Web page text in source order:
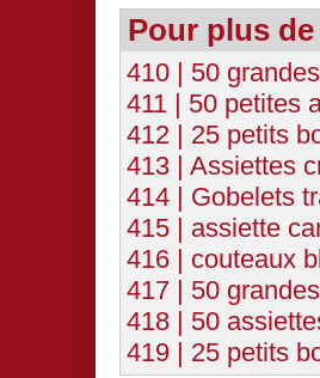
Pour plus
410 | 50
411 | 50 petites
412 | 25 petits
413 | Assiettes
414 | Gobelets
415 | assiette
416 | couteaux
417 | 50
418 | 50
419 | 25 petits